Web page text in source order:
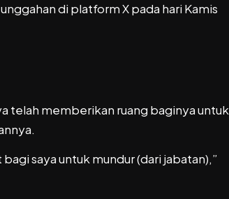
di platform X pada hari Kamis
telah memberikan ruang baginya untuk
saya untuk mundur (dari jabatan),”